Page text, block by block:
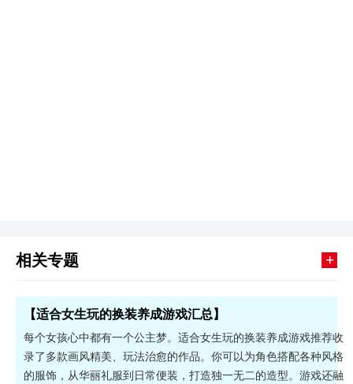
相关专题 +
【适合女生玩的换装养成游戏汇总】
每个女孩心中都有一个公主梦。适合女生玩的换装养成游戏推荐收
录了多款画风精美、玩法治愈的作品。你可以为角色搭配各种风格
的服饰，从华丽礼服到日常便装，打造独一无二的造型。游戏还融